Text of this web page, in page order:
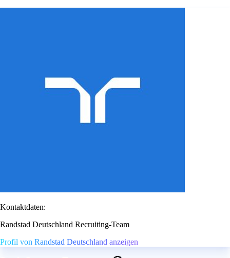
Kontaktdaten:
Randstad Deutschland Recruiting-Team
Profil von Randstad Deutschland anzeigen